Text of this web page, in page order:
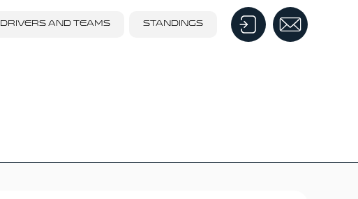
DRIVERS AND TEAMS STANDINGS